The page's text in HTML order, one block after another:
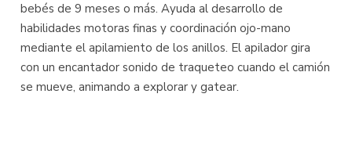
bebés de 9 meses o más. Ayuda al desarrollo de
habilidades motoras finas y coordinación ojo-mano
mediante el apilamiento de los anillos. El apilador gira
con un encantador sonido de traqueteo cuando el camión
se mueve, animando a explorar y gatear.